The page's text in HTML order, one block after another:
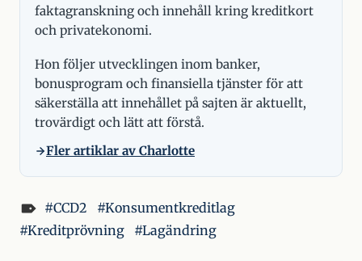
faktagranskning och innehåll kring kreditkort
och privatekonomi.
Hon följer utvecklingen inom banker,
bonusprogram och finansiella tjänster för att
säkerställa att innehållet på sajten är aktuellt,
trovärdigt och lätt att förstå.
Fler artiklar av Charlotte
CCD2
Konsumentkreditlag
Kreditprövning
Lagändring